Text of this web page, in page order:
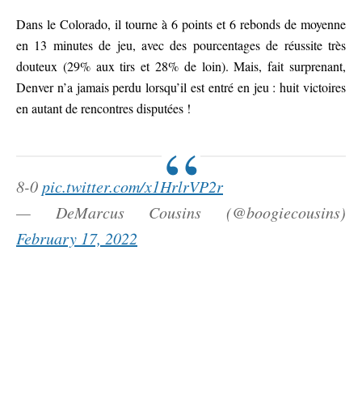
Dans le Colorado, il tourne à 6 points et 6 rebonds de moyenne
en 13 minutes de jeu, avec des pourcentages de réussite très
douteux (29% aux tirs et 28% de loin). Mais, fait surprenant,
Denver n’a jamais perdu lorsqu’il est entré en jeu : huit victoires
en autant de rencontres disputées !
8-0pic.twitter.com/x1HrlrVP2r
— DeMarcus Cousins (@boogiecousins)
February 17, 2022